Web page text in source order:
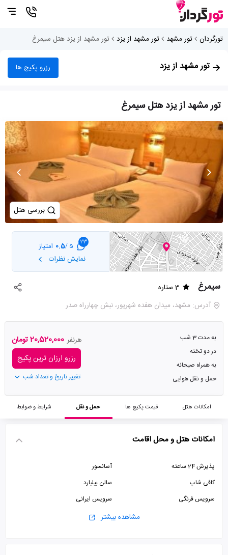
تورگردان تور مشهد تور مشهد از یزد تور مشهد از یزد هتل سیمرغ
تور مشهد از یزد رزرو پکیج ها
تور مشهد از یزد هتل سیمرغ
بررسی هتل
23
5 /
0.5 امتیاز
نمایش نظرات
سیمرغ
3 ستاره
آدرس: مشهد، میدان هفده شهریور، نبش چهارراه صدر
به مدت 3 شب
در دو تخته
به همراه صبحانه
حمل و نقل هوایی
هرنفر 20,520,000 تومان
رزرو ارزان ترین پکیج
تغییر تاریخ و تعداد شب
امکانات هتل قیمت پکیج ها حمل و نقل شرایط و ضوابط
امکانات هتل و محل اقامت
پذیرش 24 ساعته
آسانسور
کافی شاپ
سالن بیلیارد
سرویس فرنگی
سرویس ایرانی
مشاهده بیشتر